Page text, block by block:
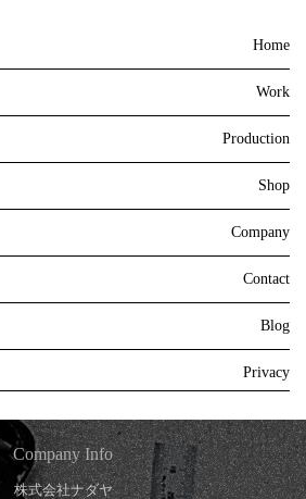
Home
Work
Production
Shop
Company
Contact
Blog
Privacy
Company Info
株式会社ナダヤ